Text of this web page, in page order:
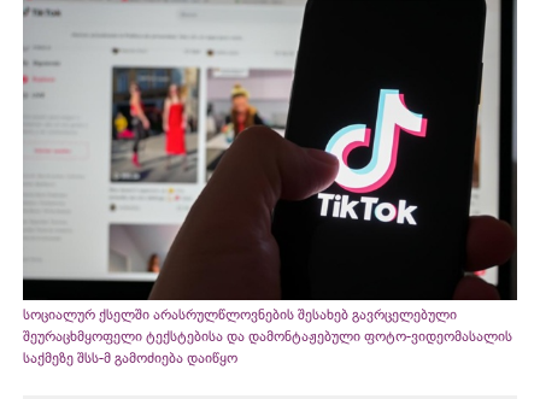
სოციალურ ქსელში არასრულწლოვნების შესახებ გავრცელებული
შეურაცხმყოფელი ტექსტებისა და დამონტაჟებული ფოტო-ვიდეომასალის
საქმეზე შსს-მ გამოძიება დაიწყო